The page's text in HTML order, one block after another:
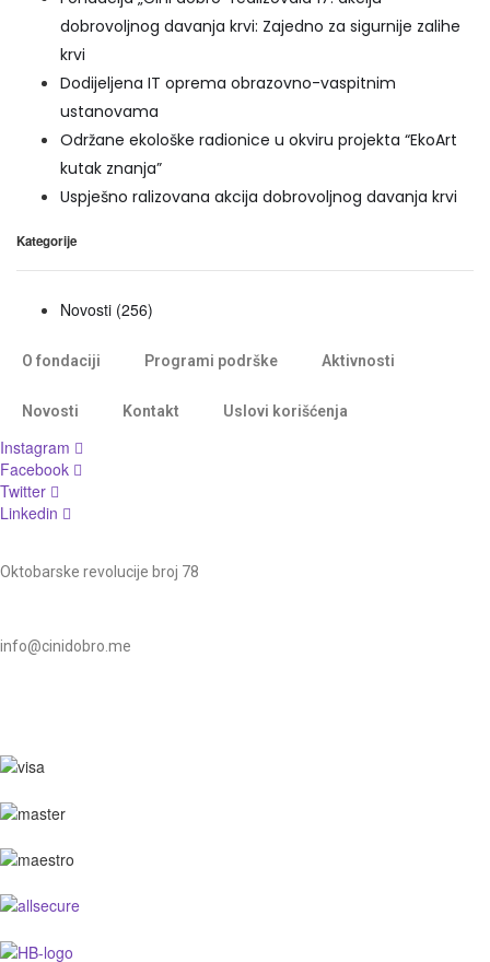
dobrovoljnog davanja krvi: Zajedno za sigurnije zalihe
krvi
Dodijeljena IT oprema obrazovno-vaspitnim
ustanovama
Održane ekološke radionice u okviru projekta “EkoArt
kutak znanja”
Uspješno ralizovana akcija dobrovoljnog davanja krvi
Kategorije
Novosti (256)
O fondaciji Programi podrške Aktivnosti
Novosti Kontakt Uslovi korišćenja
Instagram
Facebook
Twitter
Linkedin
Oktobarske revolucije broj 78
info@cinidobro.me